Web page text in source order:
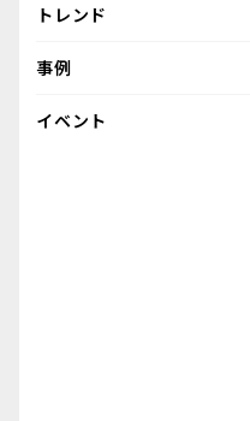
トレンド
事例
イベント